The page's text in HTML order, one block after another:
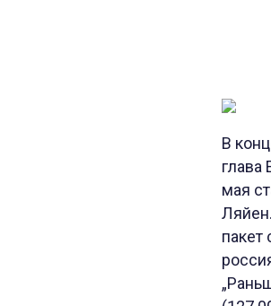
В
глава
мая
пакет